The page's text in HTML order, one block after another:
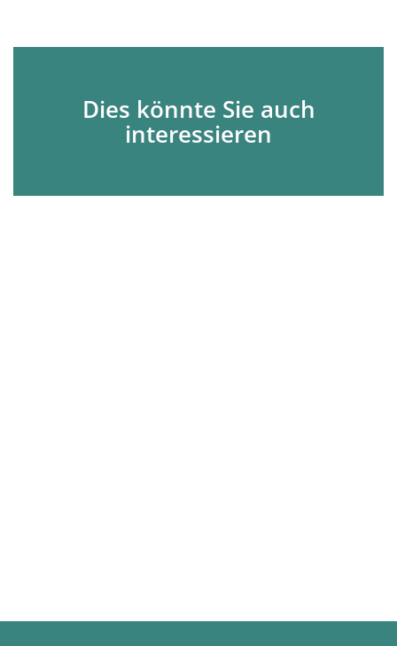
Dies könnte Sie auch
interessieren